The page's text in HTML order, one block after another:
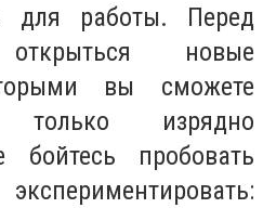
для работы. Перед
новые
вы сможете
только изрядно
бойтесь пробовать